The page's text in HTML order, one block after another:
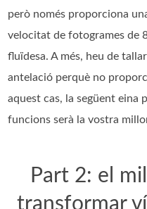
però només proporciona
velocitat de fotogrames de
fluïdesa. A més, heu de
antelació perquè no
aquest cas, la següent eina
funcions serà la vostra
Part 2: el
transformar